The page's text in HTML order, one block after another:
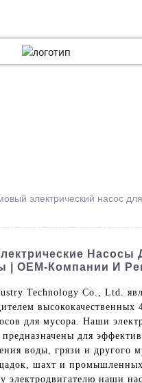
электрический насос
Насосы
| OEM-Компании И
Technology Co., Ltd.
для мусора. Наши
для
воды, грязи и другого
шахт и промышленных
электродвигателю наши